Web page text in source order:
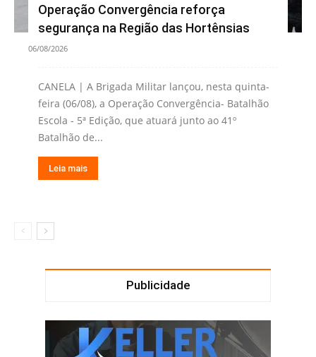
Operação Convergência reforça
segurança na Região das Hortênsias
06/08/2026
CANELA | A Brigada Militar lançou, nesta quinta-
feira (06/08), a Operação Convergência- Batalhão
Escola - 5ª Edição, que atuará junto ao 41º
Batalhão de...
Leia mais
Publicidade